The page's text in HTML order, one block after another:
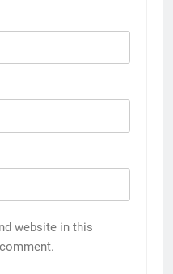
website in this